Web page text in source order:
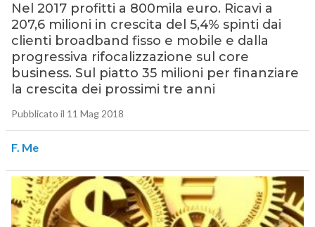
Nel 2017 profitti a 800mila euro. Ricavi a
207,6 milioni in crescita del 5,4% spinti dai
clienti broadband fisso e mobile e dalla
progressiva rifocalizzazione sul core
business. Sul piatto 35 milioni per finanziare
la crescita dei prossimi tre anni
Pubblicato il 11 Mag 2018
F. Me